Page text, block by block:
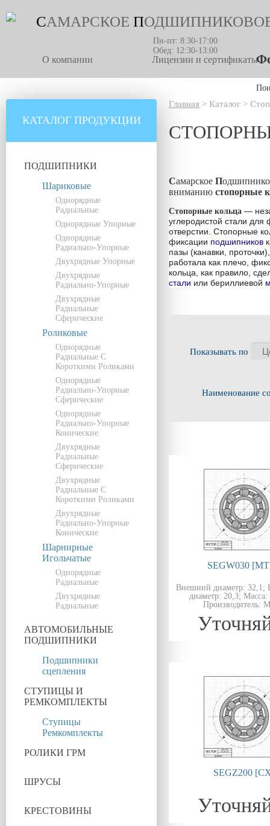
САМАРСКОЕ П
Пн-пт: 8:30-17:00
Обед: 12:30-13:00
О компании Лицензии и сертификаты
КАТАЛОГ ПРОДУКЦИИ
ПОДШИПНИКИ
Шариковые
Однорядные
Радиальные
Однорядные Упорные
Однорядные
Радиально-Упорные
Двухрядные Упорные
Двухрядные
Радиально-Упорные
Двухрядные
Радиальные
Сферические
Роликовые
Однорядные
Радиальные С
Короткими Роликами
Однорядные
Радиально-Упорные
Сферические
Однорядные
Радиально-Упорные
Конические
Двухрядные
Радиальные
Сферические
Двухрядные
Радиальные С
Короткими Роликами
Двухрядные
Радиально-Упорные
Конические
Шарнирные
Игольчатые
Однорядные
Радиальные
Двухрядные
Радиальные
АВТОМОБИЛЬНЫЕ
ПОДШИПНИКИ
Подшипники
сцепления
СТУПИЦЫ И
РЕМКОМПЛЕКТЫ
Ступицы
Ремкомплекты
РОЛИКИ ГРМ
ШРУСЫ
КРЕСТОВИНЫ
Главная > Каталог >
Самарское П
вниманию стопорные
Стопорные кольца —
углеродистой стали для
отверстии. Стопорные
фиксации подшипников
пазы (канавки,
работала как плечо,
кольца, как правило,
стали или бериллиевой
Наименование
Показывать по
SEGW030
Внешний диаметр: 32,1;
диаметр: 20,3; Масса:
Производитель:
SEGZ200